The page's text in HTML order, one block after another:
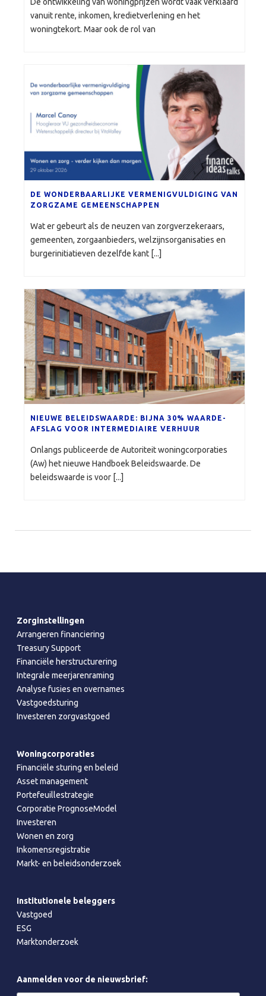
De ontwikkeling van woningprijzen wordt vaak verklaard
vanuit rente, inkomen, kredietverlening en het
woningtekort. Maar ook de rol van
DE WONDERBAARLIJKE VERMENIGVULDIGING VAN
ZORGZAME GEMEENSCHAPPEN
Wat er gebeurt als de neuzen van zorgverzekeraars,
gemeenten, zorgaanbieders, welzijnsorganisaties en
burgerinitiatieven dezelfde kant [...]
NIEUWE BELEIDSWAARDE: BIJNA 30% WAARDE-
AFSLAG VOOR INTERMEDIAIRE VERHUUR
Onlangs publiceerde de Autoriteit woningcorporaties
(Aw) het nieuwe Handboek Beleidswaarde. De
beleidswaarde is voor [...]
Zorginstellingen
Arrangeren financiering
Treasury Support
Financiële herstructurering
Integrale meerjarenraming
Analyse fusies en overnames
Vastgoedsturing
Investeren zorgvastgoed
Woningcorporaties
Financiële sturing en beleid
Asset management
Portefeuillestrategie
Corporatie PrognoseModel
Investeren
Wonen en zorg
Inkomensregistratie
Markt- en beleidsonderzoek
Institutionele beleggers
Vastgoed
ESG
Marktonderzoek
Aanmelden voor de nieuwsbrief: